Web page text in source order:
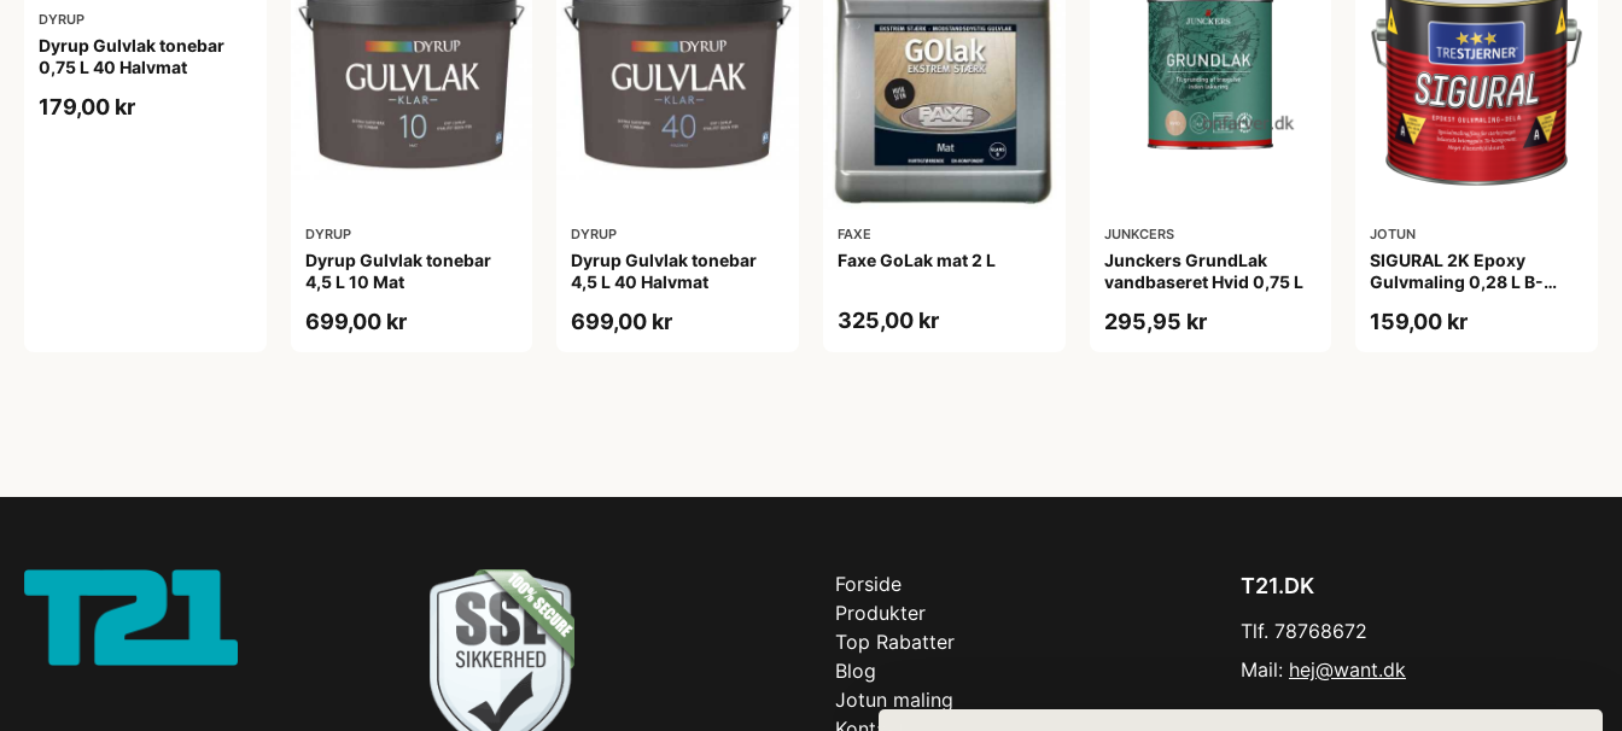
DYRUP
Dyrup Gulvlak tonebar
0,75 L 40 Halvmat
179,00 kr
DYRUP
Dyrup Gulvlak tonebar
4,5 L 10 Mat
699,00 kr
DYRUP
Dyrup Gulvlak tonebar
4,5 L 40 Halvmat
699,00 kr
FAXE
Faxe GoLak mat 2 L
325,00 kr
JUNKCERS
Junckers GrundLak
vandbaseret Hvid 0,75 L
295,95 kr
JOTUN
SIGURAL 2K Epoxy
Gulvmaling 0,28 L B-
FARVE
159,00 kr
Forside
Produkter
Top Rabatter
Blog
Jotun maling
T21.DK
Tlf. 78768672
Mail: hej@want.dk